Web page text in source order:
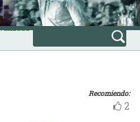
Recomiendo:
2